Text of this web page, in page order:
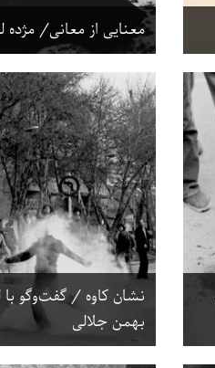
معنایی از معانی/ مژده
نشان کاوه / گفت‌وگو با
بهمن جلالی